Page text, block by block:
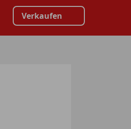
Verkaufen